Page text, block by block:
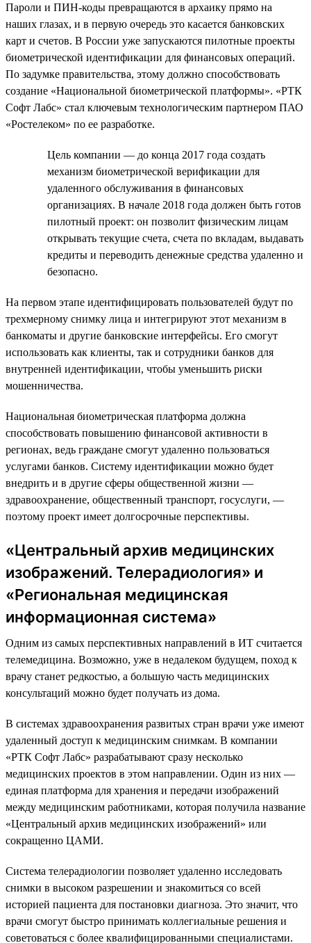
Пароли и ПИН-коды превращаются в архаику прямо на
наших глазах, и в первую очередь это касается банковских
карт и счетов. В России уже запускаются пилотные проекты
биометрической идентификации для финансовых операций.
По задумке правительства, этому должно способствовать
создание «Национальной биометрической платформы». «РТК
Софт Лабс» стал ключевым технологическим партнером ПАО
«Ростелеком» по ее разработке.
Цель компании — до конца 2017 года создать
механизм биометрической верификации для
удаленного обслуживания в финансовых
организациях. В начале 2018 года должен быть готов
пилотный проект: он позволит физическим лицам
открывать текущие счета, счета по вкладам, выдавать
кредиты и переводить денежные средства удаленно и
безопасно.
На первом этапе идентифицировать пользователей будут по
трехмерному снимку лица и интегрируют этот механизм в
банкоматы и другие банковские интерфейсы. Его смогут
использовать как клиенты, так и сотрудники банков для
внутренней идентификации, чтобы уменьшить риски
мошенничества.
Национальная биометрическая платформа должна
способствовать повышению финансовой активности в
регионах, ведь граждане смогут удаленно пользоваться
услугами банков. Систему идентификации можно будет
внедрить и в другие сферы общественной жизни —
здравоохранение, общественный транспорт, госуслуги, —
поэтому проект имеет долгосрочные перспективы.
«Центральный архив медицинских
изображений. Телерадиология» и
«Региональная медицинская
информационная система»
Одним из самых перспективных направлений в ИТ считается
телемедицина. Возможно, уже в недалеком будущем, поход к
врачу станет редкостью, а большую часть медицинских
консультаций можно будет получать из дома.
В системах здравоохранения развитых стран врачи уже имеют
удаленный доступ к медицинским снимкам. В компании
«РТК Софт Лабс» разрабатывают сразу несколько
медицинских проектов в этом направлении. Один из них —
единая платформа для хранения и передачи изображений
между медицинским работниками, которая получила название
«Центральный архив медицинских изображений» или
сокращенно ЦАМИ.
Система телерадиологии позволяет удаленно исследовать
снимки в высоком разрешении и знакомиться со всей
историей пациента для постановки диагноза. Это значит, что
врачи смогут быстро принимать коллегиальные решения и
советоваться с более квалифицированными специалистами.